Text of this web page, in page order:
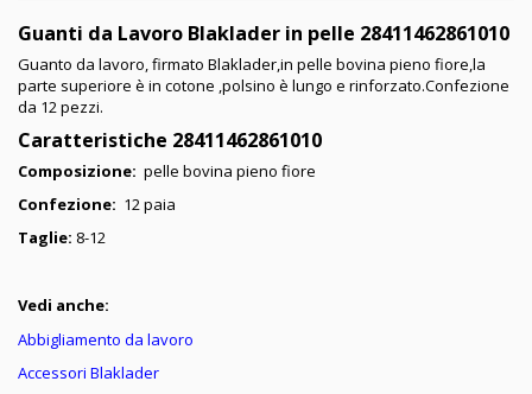
Guanti da Lavoro Blaklader in pelle 28411462861010
Guanto da lavoro, firmato Blaklader,in pelle bovina pieno fiore,la
parte superiore è in cotone ,polsino è lungo e rinforzato.Confezione
da 12 pezzi.
Caratteristiche 28411462861010
Composizione: pelle bovina pieno fiore
Confezione: 12 paia
Taglie: 8-12
Vedi anche:
Abbigliamento da lavoro
Accessori Blaklader